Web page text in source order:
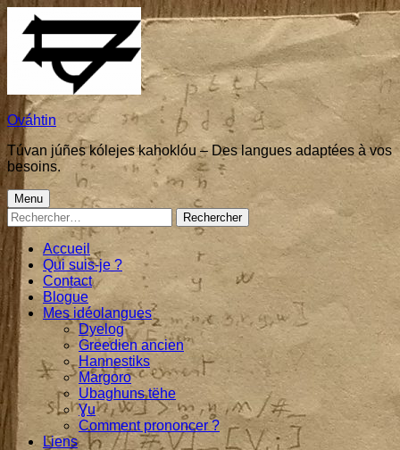
content
Ováhtin
Túvan júñes kólejes kahoklóu – Des langues adaptées à vos
besoins.
Primary
Menu
Menu
Rechercher :
Accueil
Qui suis-je ?
Contact
Blogue
Mes idéolangues
Dyelog
Greedien ancien
Hannestiks
Margoro
Ubaghuns tëhe
Ɣu
Comment prononcer ?
Liens